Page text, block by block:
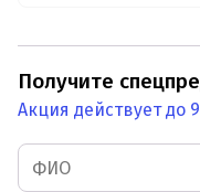
Получите
Акция действует до